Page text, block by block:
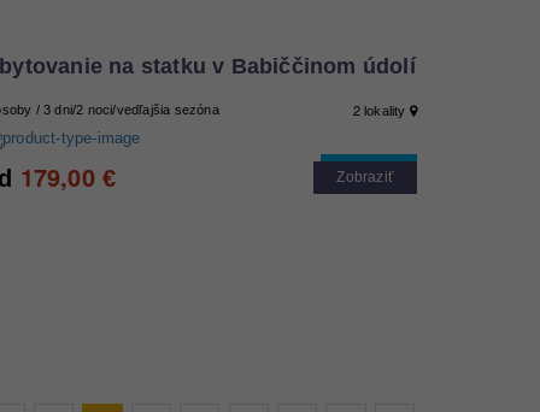
na statku v Babiččinom údolí
/ 3 dni/2 noci/vedľajšia sezóna 2lokality
Cool tip
179,00€ Zobraziť